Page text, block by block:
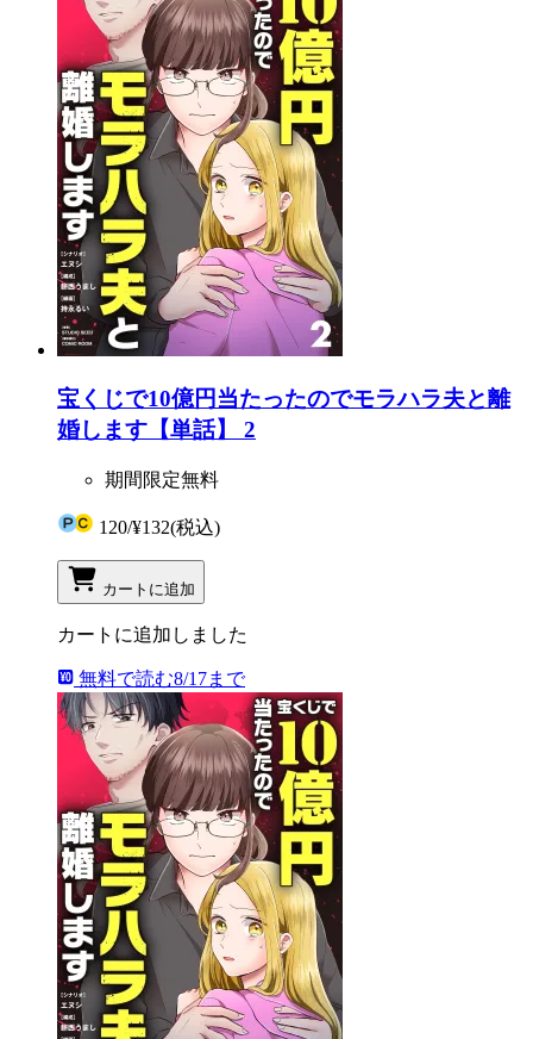
宝くじで10億円当たったのでモラハラ夫と離
婚します【単話】 2
期間限定無料
120/¥132(税込)
カートに追加
カートに追加しました
無料で読む8/17まで